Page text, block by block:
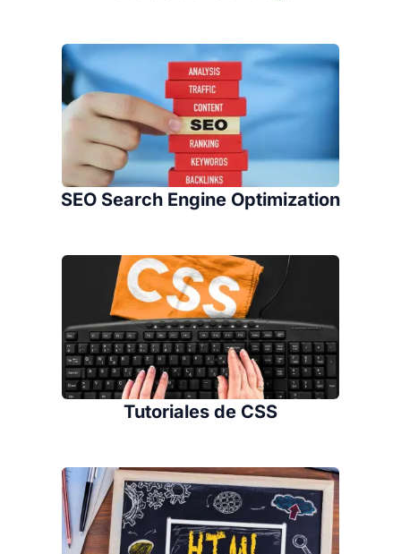
SEO Search Engine Optimization
Tutoriales de CSS